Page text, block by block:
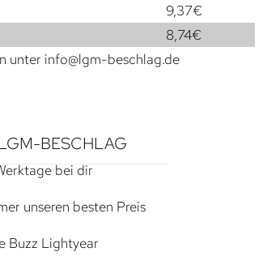
9,37€
8,74€
unter info@lgm-beschlag.de
BESCHLAG
bei dir
unseren besten Preis
Buzz Lightyear